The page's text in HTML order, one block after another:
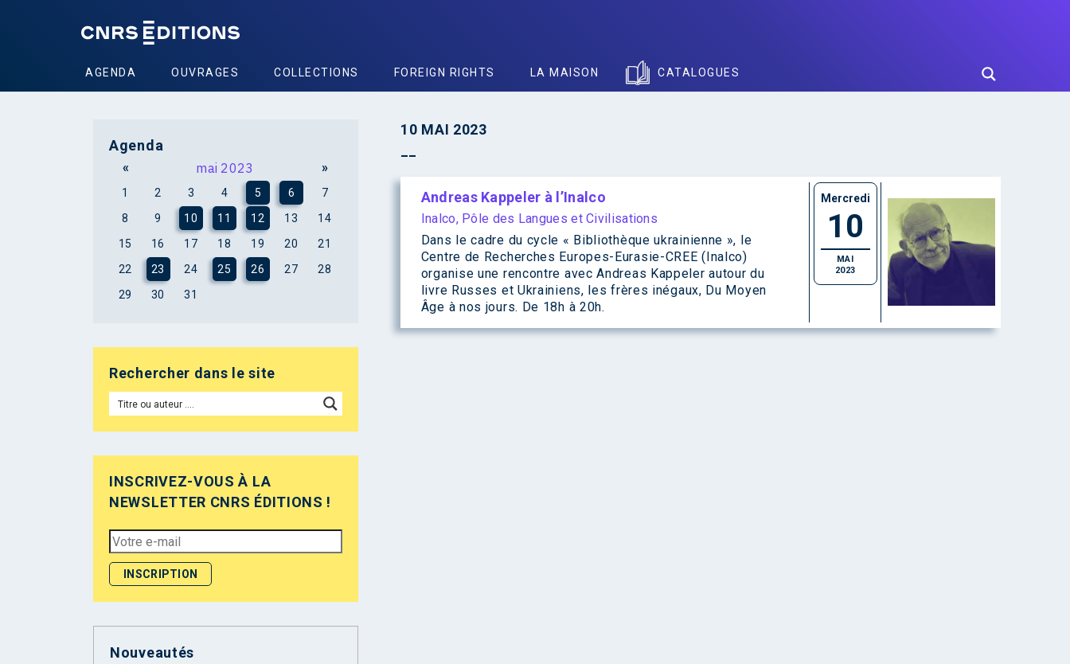
AGENDA OUVRAGES COLLECTIONS FOREIGN RIGHTS LA MAISON CATALOGUES
10 MAI 2023
Andreas Kappeler à l’Inalco
Inalco, Pôle des Langues et Civilisations
Dans le cadre du cycle « Bibliothèque ukrainienne », le
Centre de Recherches Europes-Eurasie-CREE (Inalco)
organise une rencontre avec Andreas Kappeler autour du
livre Russes et Ukrainiens, les frères inégaux, Du Moyen
Âge à nos jours. De 18h à 20h.
Mercredi
10
MAI
2023
Agenda
« mai 2023 »
1 2 3 4 5 6
7
8
9 10 11 12 13
14
15
16 17 18 19 20
21
22
23 24 25 26 27
28
29
30 31
Rechercher dans le site
INSCRIVEZ-VOUS À LA
NEWSLETTER CNRS ÉDITIONS !
Nouveautés